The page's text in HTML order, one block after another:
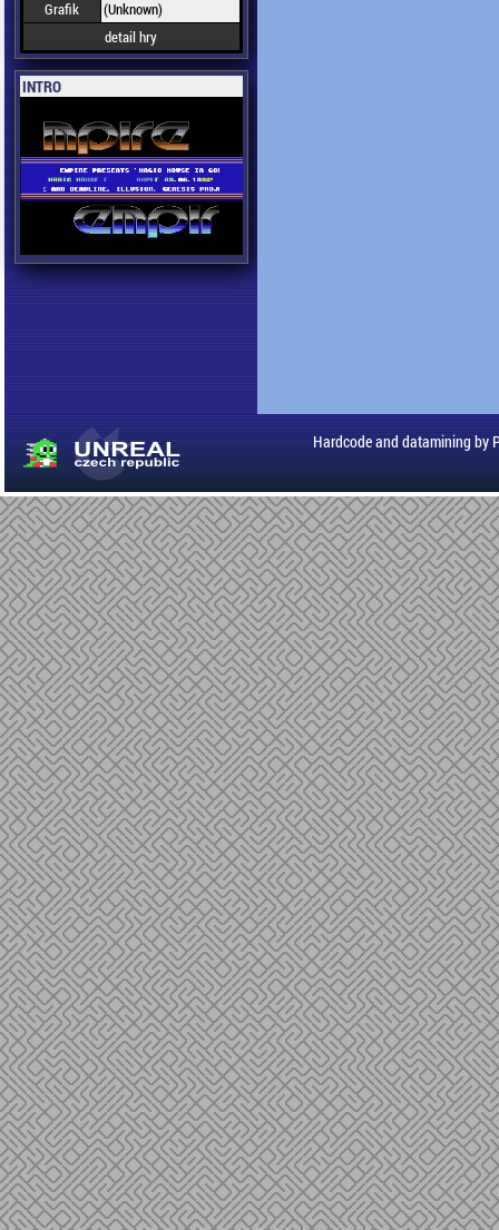
Grafik
(Unknown)
detail hry
INTRO
Hardcode and datamining by